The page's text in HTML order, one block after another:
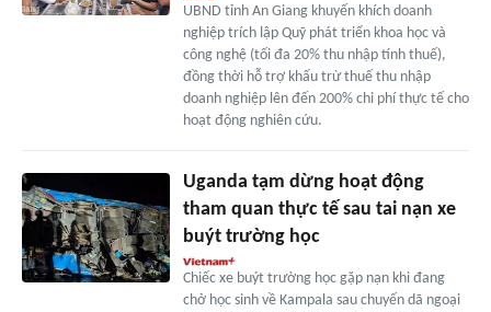
UBND tỉnh An Giang khuyến khích doanh
nghiệp trích lập Quỹ phát triển khoa học và
công nghệ (tối đa 20% thu nhập tính thuế),
đồng thời hỗ trợ khấu trừ thuế thu nhập
doanh nghiệp lên đến 200% chi phí thực tế cho
hoạt động nghiên cứu.
Uganda tạm dừng hoạt động
tham quan thực tế sau tai nạn xe
buýt trường học
Chiếc xe buýt trường học gặp nạn khi đang
chở học sinh về Kampala sau chuyến dã ngoại